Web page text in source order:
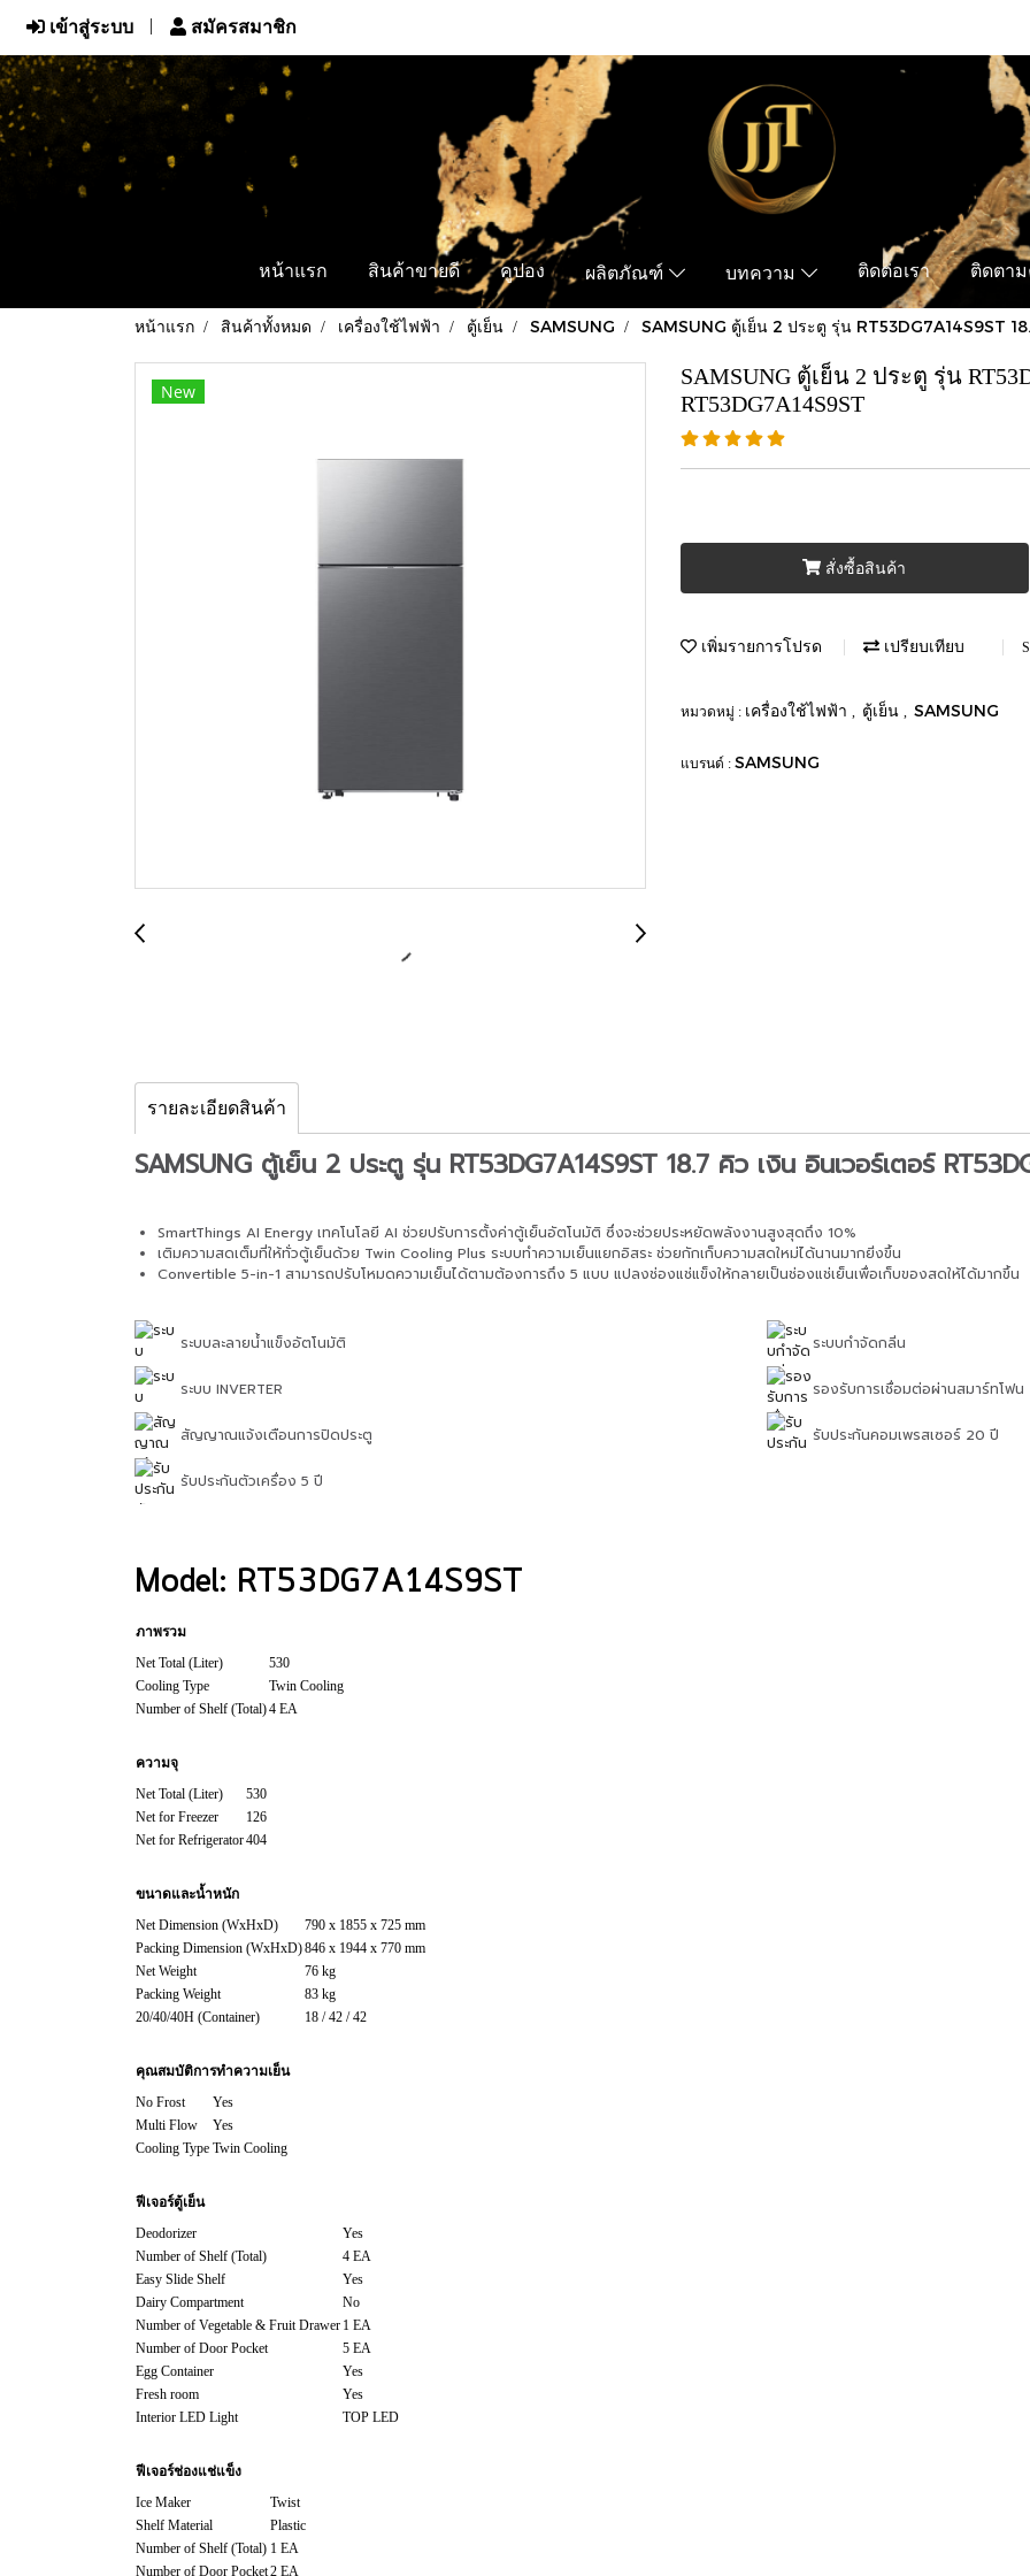
เข้าสู่ระบบ สมัครสมาชิก
หน้าแรก สินค้าขายดี คูปอง ผลิตภัณฑ์ บทความ ติดต่อเรา ติดตา
หน้าแรก สินค้าทั้งหมด เครื่องใช้ไฟฟ้า ตู้เย็น SAMSUNG SAMSUNG ตู้เย็น 2 ประตู รุ่น RT53DG7A14S9ST
New
SAMSUNG ตู้เย็น 2 ประตู รุ่น
RT53DG7A14S9ST
สั่งซื้อสินค้า
เพิ่มรายการโปรด เปรียบเทียบ
หมวดหมู่ : เครื่องใช้ไฟฟ้า ตู้เย็น SAMSUNG
แบรนด์ : SAMSUNG
รายละเอียดสินค้า
SAMSUNG ตู้เย็น 2 ประตู รุ่น RT53DG7A14S9ST 18.7 คิว เงิน อินเวอร์เตอร์
SmartThings AI Energy เทคโนโลยี AI ช่วยปรับการตั้งค่าตู้เย็นอัตโนมัติ ซึ่งจะช่วยประหยัดพลังงานสูงสุดถึง 10%
เติมความสดเต็มที่ให้ทั่วตู้เย็นด้วย Twin Cooling Plus ระบบทำความเย็นแยกอิสระ ช่วยกักเก็บความสดใหม่ได้นานมากยิ่งขึ้น
Convertible 5-in-1 สามารถปรับโหมดความเย็นได้ตามต้องการถึง 5 แบบ แปลงช่องแช่แข็งให้กลายเป็นช่องแช่เย็นเพื่อเก็บของสดให้ได้มากขึ้น
ระบบละลายน้ำแข็งอัตโนมัติ ระบบกำจัดกลิ่น
ระบบ INVERTER รองรับการเชื่อมต่อผ่านสมาร์ทโฟน
สัญญาณแจ้งเตือนการปิดประตู รับประกันคอมเพรสเซอร์ 20 ปี
รับประกันตัวเครื่อง 5 ปี
Model: RT53DG7A14S9ST
ภาพรวม
Net Total (Liter)
530
Cooling Type
Twin Cooling
Number of Shelf (Total)4 EA
ความจุ
Net Total (Liter)
530
Net for Freezer
126
Net for Refrigerator404
ขนาดและน้ำหนัก
Net Dimension (WxHxD)
790 x 1855 x 725 mm
Packing Dimension (WxHxD)846 x 1944 x 770 mm
Net Weight
76 kg
Packing Weight
83 kg
20/40/40H (Container)
18 / 42 / 42
คุณสมบัติการทำความเย็น
No Frost
Yes
Multi Flow
Yes
Cooling Type Twin Cooling
ฟีเจอร์ตู้เย็น
Deodorizer
Yes
Number of Shelf (Total)
4 EA
Easy Slide Shelf
Yes
Dairy Compartment
No
Number of Vegetable & Fruit Drawer 1 EA
Number of Door Pocket
5 EA
Egg Container
Yes
Fresh room
Yes
Interior LED Light
TOP LED
ฟีเจอร์ช่องแช่แข็ง
Ice Maker
Twist
Shelf Material
Plastic
Number of Shelf (Total) 1 EA
Number of Door Pocket2 EA